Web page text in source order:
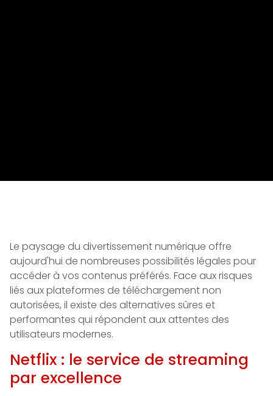
Le paysage du divertissement numérique offre
aujourd'hui de nombreuses possibilités légales pour
accéder à vos contenus préférés. Face aux risques
liés aux plateformes de téléchargement non
autorisées, il existe des alternatives sûres et
performantes qui répondent aux attentes des
utilisateurs modernes.
Netflix : le service de streaming
par excellence